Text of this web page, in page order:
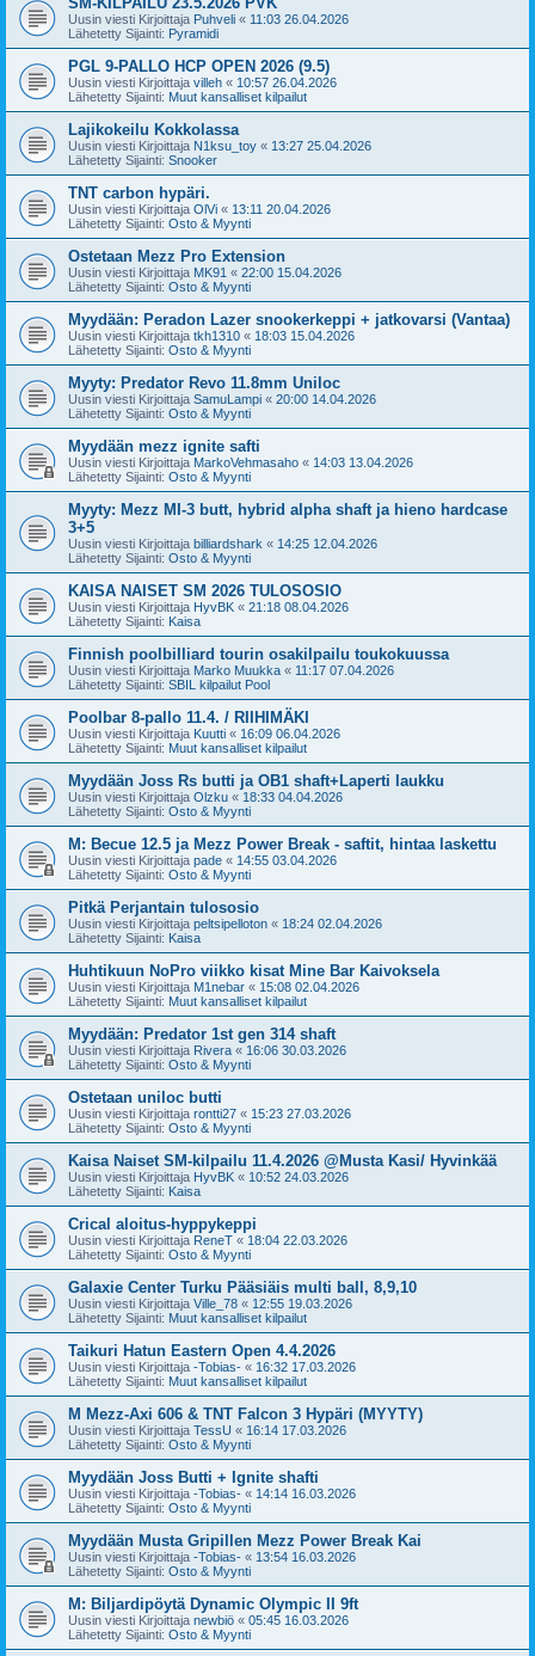
Uusin viesti Kirjoittaja Puhveli « 11:03 26.04.2026
Lähetetty Sijainti: Pyramidi
PGL 9-PALLO HCP OPEN 2026 (9.5)
Uusin viesti Kirjoittaja villeh « 10:57 26.04.2026
Lähetetty Sijainti: Muut kansalliset kilpailut
Lajikokeilu Kokkolassa
Uusin viesti Kirjoittaja N1ksu_toy « 13:27 25.04.2026
Lähetetty Sijainti: Snooker
TNT carbon hypäri.
Uusin viesti Kirjoittaja OlVi « 13:11 20.04.2026
Lähetetty Sijainti: Osto & Myynti
Ostetaan Mezz Pro Extension
Uusin viesti Kirjoittaja MK91 « 22:00 15.04.2026
Lähetetty Sijainti: Osto & Myynti
Myydään: Peradon Lazer snookerkeppi + jatkovarsi (Vantaa)
Uusin viesti Kirjoittaja tkh1310 « 18:03 15.04.2026
Lähetetty Sijainti: Osto & Myynti
Myyty: Predator Revo 11.8mm Uniloc
Uusin viesti Kirjoittaja SamuLampi « 20:00 14.04.2026
Lähetetty Sijainti: Osto & Myynti
Myydään mezz ignite safti
Uusin viesti Kirjoittaja MarkoVehmasaho « 14:03 13.04.2026
Lähetetty Sijainti: Osto & Myynti
Myyty: Mezz MI-3 butt, hybrid alpha shaft ja hieno hardcase
3+5
Uusin viesti Kirjoittaja billiardshark « 14:25 12.04.2026
Lähetetty Sijainti: Osto & Myynti
KAISA NAISET SM 2026 TULOSOSIO
Uusin viesti Kirjoittaja HyvBK « 21:18 08.04.2026
Lähetetty Sijainti: Kaisa
Finnish poolbilliard tourin osakilpailu toukokuussa
Uusin viesti Kirjoittaja Marko Muukka « 11:17 07.04.2026
Lähetetty Sijainti: SBIL kilpailut Pool
Poolbar 8-pallo 11.4. / RIIHIMÄKI
Uusin viesti Kirjoittaja Kuutti « 16:09 06.04.2026
Lähetetty Sijainti: Muut kansalliset kilpailut
Myydään Joss Rs butti ja OB1 shaft+Laperti laukku
Uusin viesti Kirjoittaja Olzku « 18:33 04.04.2026
Lähetetty Sijainti: Osto & Myynti
M: Becue 12.5 ja Mezz Power Break - saftit, hintaa laskettu
Uusin viesti Kirjoittaja pade « 14:55 03.04.2026
Lähetetty Sijainti: Osto & Myynti
Pitkä Perjantain tulososio
Uusin viesti Kirjoittaja peltsipelloton « 18:24 02.04.2026
Lähetetty Sijainti: Kaisa
Huhtikuun NoPro viikko kisat Mine Bar Kaivoksela
Uusin viesti Kirjoittaja M1nebar « 15:08 02.04.2026
Lähetetty Sijainti: Muut kansalliset kilpailut
Myydään: Predator 1st gen 314 shaft
Uusin viesti Kirjoittaja Rivera « 16:06 30.03.2026
Lähetetty Sijainti: Osto & Myynti
Ostetaan uniloc butti
Uusin viesti Kirjoittaja rontti27 « 15:23 27.03.2026
Lähetetty Sijainti: Osto & Myynti
Kaisa Naiset SM-kilpailu 11.4.2026 @Musta Kasi/ Hyvinkää
Uusin viesti Kirjoittaja HyvBK « 10:52 24.03.2026
Lähetetty Sijainti: Kaisa
Crical aloitus-hyppykeppi
Uusin viesti Kirjoittaja ReneT « 18:04 22.03.2026
Lähetetty Sijainti: Osto & Myynti
Galaxie Center Turku Pääsiäis multi ball, 8,9,10
Uusin viesti Kirjoittaja Ville_78 « 12:55 19.03.2026
Lähetetty Sijainti: Muut kansalliset kilpailut
Taikuri Hatun Eastern Open 4.4.2026
Uusin viesti Kirjoittaja -Tobias- « 16:32 17.03.2026
Lähetetty Sijainti: Muut kansalliset kilpailut
M Mezz-Axi 606 & TNT Falcon 3 Hypäri (MYYTY)
Uusin viesti Kirjoittaja TessU « 16:14 17.03.2026
Lähetetty Sijainti: Osto & Myynti
Myydään Joss Butti + Ignite shafti
Uusin viesti Kirjoittaja -Tobias- « 14:14 16.03.2026
Lähetetty Sijainti: Osto & Myynti
Myydään Musta Gripillen Mezz Power Break Kai
Uusin viesti Kirjoittaja -Tobias- « 13:54 16.03.2026
Lähetetty Sijainti: Osto & Myynti
M: Biljardipöytä Dynamic Olympic II 9ft
Uusin viesti Kirjoittaja newbiö « 05:45 16.03.2026
Lähetetty Sijainti: Osto & Myynti